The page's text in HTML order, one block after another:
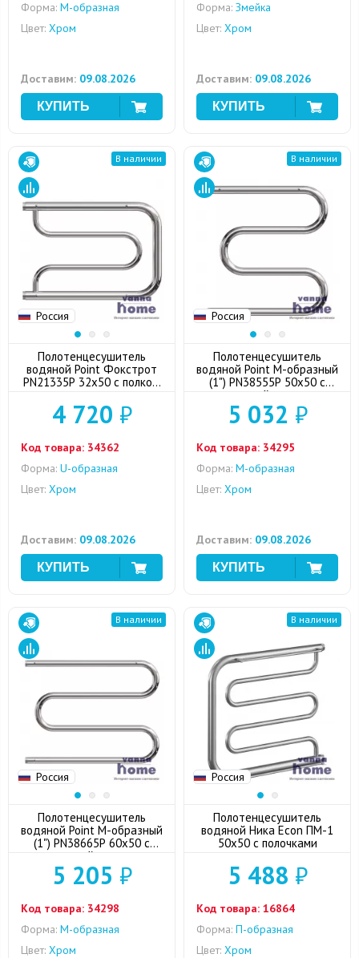
Форма: M-образная
Цвет: Хром
Доставим: 09.08.2026
Форма: Змейка
Цвет: Хром
Доставим: 09.08.2026
Россия
В наличии
Полотенцесушитель
водяной Point Фокстрот
PN21335P 32x50 с полкой,
4 720 ₽
Код товара: 34362
Форма: U-образная
Цвет: Хром
Доставим: 09.08.2026
Россия
В наличии
Полотенцесушитель
водяной Point М-образный
(1") PN38555P 50x50 с
полкой, хром
5 032 ₽
Код товара: 34295
Форма: M-образная
Цвет: Хром
Доставим: 09.08.2026
Россия
В наличии
Полотенцесушитель
водяной Point М-образный
(1") PN38665P 60x50 с
полкой, хром
5 205 ₽
Код товара: 34298
Форма: M-образная
Цвет: Хром
Россия
В наличии
Полотенцесушитель
водяной Ника Econ ПМ-1
50x50 с полочками
5 488 ₽
Код товара: 16864
Форма: П-образная
Цвет: Хром